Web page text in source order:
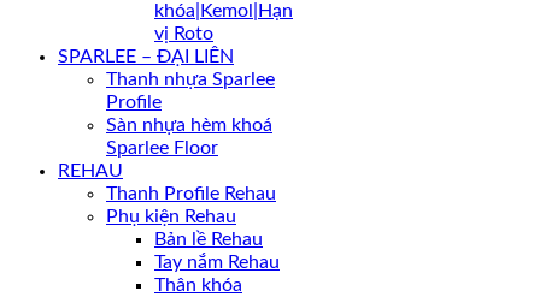
khóa|Kemol|Hạn
vị Roto
SPARLEE – ĐẠI LIÊN
Thanh nhựa Sparlee
Profile
Sàn nhựa hèm khoá
Sparlee Floor
REHAU
Thanh Profile Rehau
Phụ kiện Rehau
Bản lề Rehau
Tay nắm Rehau
Thân khóa